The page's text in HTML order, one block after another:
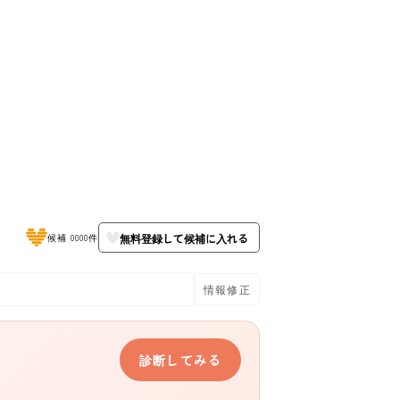
候補 0000件 無料登録して候補に入れる
情報修正
診断してみる